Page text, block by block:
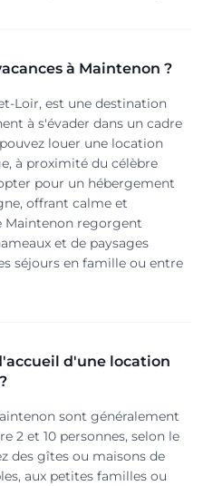
à Maintenon ?
Loir, est une destination
à s'évader dans un cadre
louer une location
à proximité du célèbre
pour un hébergement
offrant calme et
Maintenon regorgent
et de paysages
séjours en famille ou entre
d'une location
sont généralement
2 et 10 personnes, selon le
des gîtes ou maisons de
aux petites familles ou